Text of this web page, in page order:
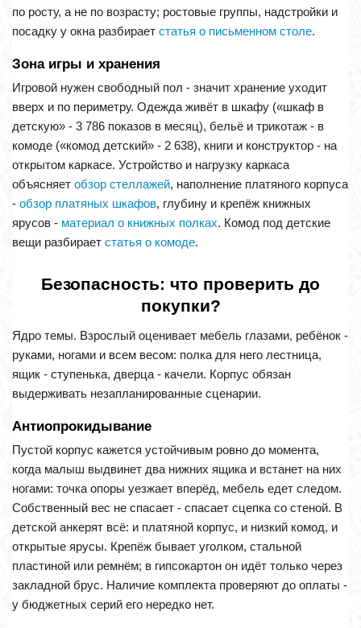
по росту, а не по возрасту; ростовые группы, надстройки и
посадку у окна разбирает статья о письменном столе.
Зона игры и хранения
Игровой нужен свободный пол - значит хранение уходит
вверх и по периметру. Одежда живёт в шкафу («шкаф в
детскую» - 3 786 показов в месяц), бельё и трикотаж - в
комоде («комод детский» - 2 638), книги и конструктор - на
открытом каркасе. Устройство и нагрузку каркаса
объясняет обзор стеллажей, наполнение платяного корпуса
- обзор платяных шкафов, глубину и крепёж книжных
ярусов - материал о книжных полках. Комод под детские
вещи разбирает статья о комоде.
Безопасность: что проверить до
покупки?
Ядро темы. Взрослый оценивает мебель глазами, ребёнок -
руками, ногами и всем весом: полка для него лестница,
ящик - ступенька, дверца - качели. Корпус обязан
выдерживать незапланированные сценарии.
Антиопрокидывание
Пустой корпус кажется устойчивым ровно до момента,
когда малыш выдвинет два нижних ящика и встанет на них
ногами: точка опоры уезжает вперёд, мебель едет следом.
Собственный вес не спасает - спасает сцепка со стеной. В
детской анкерят всё: и платяной корпус, и низкий комод, и
открытые ярусы. Крепёж бывает уголком, стальной
пластиной или ремнём; в гипсокартон он идёт только через
закладной брус. Наличие комплекта проверяют до оплаты -
у бюджетных серий его нередко нет.